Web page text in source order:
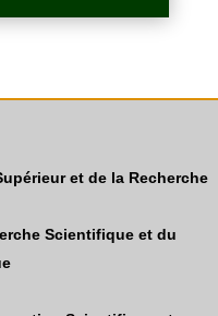
et de la Recherche
Scientifique et du